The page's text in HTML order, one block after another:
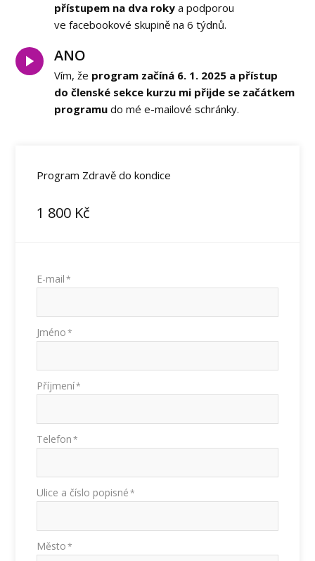
přístupem na dva roky a podporou
ve facebookové skupině na 6 týdnů.
ANO
Vím, že program začíná 6. 1. 2025 a přístup
do členské sekce kurzu mi přijde se začátkem
programu do mé e-mailové schránky.
Program Zdravě do kondice
1 800 Kč
E-mail *
Jméno *
Příjmení*
Telefon *
Ulice a číslo popisné *
Město *